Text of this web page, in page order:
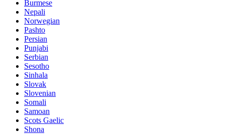
Burmese
Nepali
Norwegian
Pashto
Persian
Punjabi
Serbian
Sesotho
Sinhala
Slovak
Slovenian
Somali
Samoan
Scots Gaelic
Shona